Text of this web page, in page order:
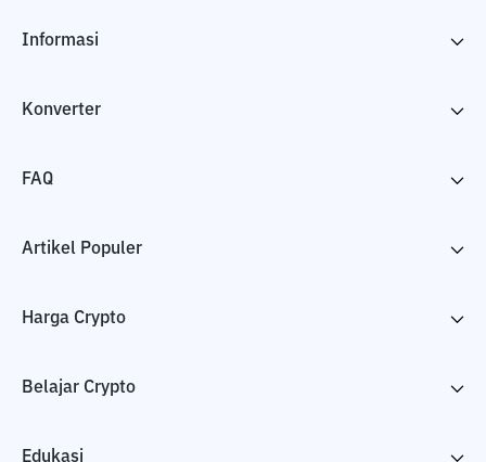
Informasi
Konverter
FAQ
Artikel Populer
Harga Crypto
Belajar Crypto
Edukasi